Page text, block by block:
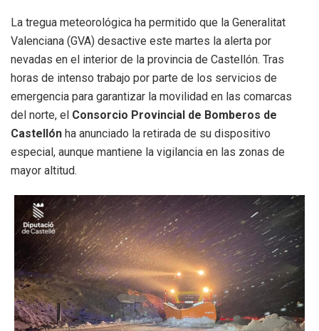
La tregua meteorológica ha permitido que la Generalitat
Valenciana (GVA) desactive este martes la alerta por
nevadas en el interior de la provincia de Castellón. Tras
horas de intenso trabajo por parte de los servicios de
emergencia para garantizar la movilidad en las comarcas
del norte, el Consorcio Provincial de Bomberos de
Castellón ha anunciado la retirada de su dispositivo
especial, aunque mantiene la vigilancia en las zonas de
mayor altitud.